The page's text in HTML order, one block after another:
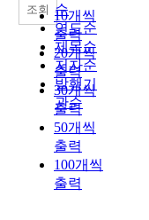
순
연도순
제목순
저자순
발행기
관순
10개씩
출력
20개씩
출력
30개씩
출력
50개씩
출력
100개씩
출력
조회